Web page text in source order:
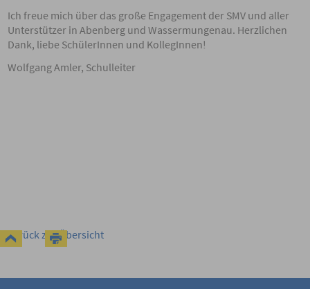
Ich freue mich über das große Engagement der SMV und aller
Unterstützer in Abenberg und Wassermungenau. Herzlichen
Dank, liebe SchülerInnen und KollegInnen!
Wolfgang Amler, Schulleiter
zurück zur Übersicht